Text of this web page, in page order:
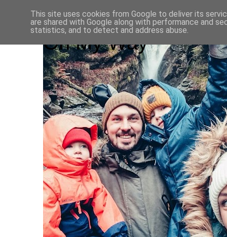
On My Way
This site uses cookies from Google to deliver its
are shared with Google along with performance and
statistics, and to detect and address abuse.